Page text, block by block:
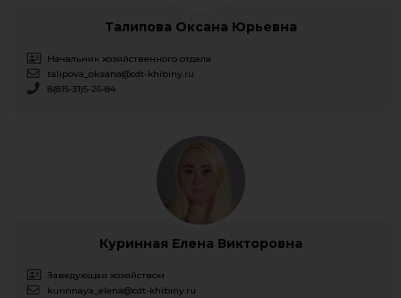
Талипова Оксана Юрьевна
Начальник хозяйственного отдела
talipova_oksana@cdt-khibiny.ru
8(815-31)5-26-84
Куринная Елена Викторовна
Заведующая хозяйством
kurinnaya_elena@cdt-khibiny.ru